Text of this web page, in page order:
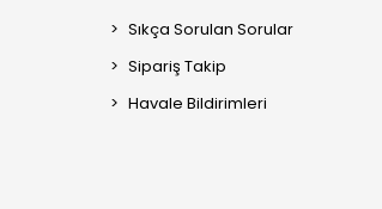
Sıkça Sorulan Sorular
Sipariş Takip
Havale Bildirimleri